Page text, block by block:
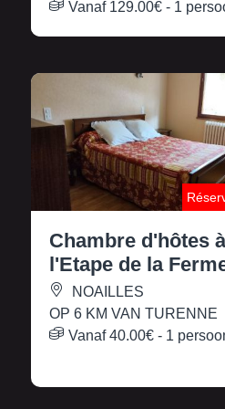
Vanaf 129.00€ - 1
Chambre d'hôtes à
l'Etape de la
NOAILLES
OP 6 KM VAN TURENNE
Vanaf40.00€ - 1